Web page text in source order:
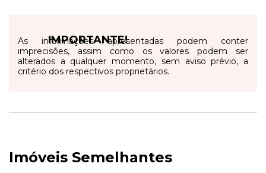
IMPORTANTE!
As informações apresentadas podem conter
imprecisões, assim como os valores podem ser
alterados a qualquer momento, sem aviso prévio, a
critério dos respectivos proprietários.
Imóveis Semelhantes